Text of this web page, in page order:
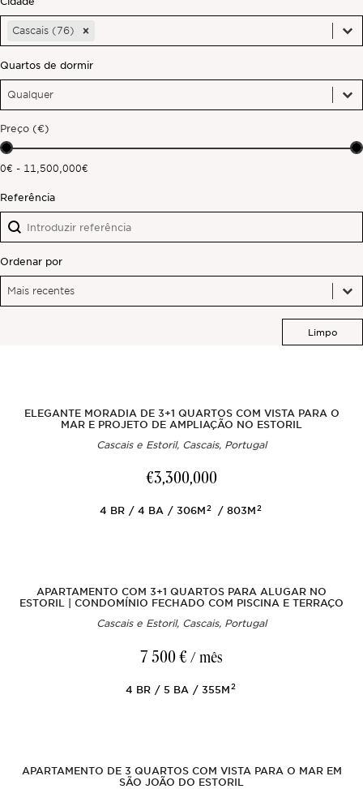
Cidade
Cidade
Cascais (76)
Quartos de dormir
Quartos de dormir
Quartos de dormir
Quartos de dormir
Preço (€)
Preço (€)
0€ - 11,500,000€
Referência
Referência
Referência
Ordenar por
Ordenar por
Ordenar por
Mais recentes
Ordenar por
Limpo
ELEGANTE MORADIA DE 3+1 QUARTOS COM VISTA PARA O
MAR E PROJETO DE AMPLIAÇÃO NO ESTORIL
Cascais e Estoril, Cascais, Portugal
€3,300,000
4 BR 4 BA 306M2 803M2
APARTAMENTO COM 3+1 QUARTOS PARA ALUGAR NO
ESTORIL | CONDOMÍNIO FECHADO COM PISCINA E TERRAÇO
Cascais e Estoril, Cascais, Portugal
7 500 € / mês
4 BR 5 BA 355M2
APARTAMENTO DE 3 QUARTOS COM VISTA PARA O MAR EM
SÃO JOÃO DO ESTORIL
Fora do mercado
Todas as propriedades